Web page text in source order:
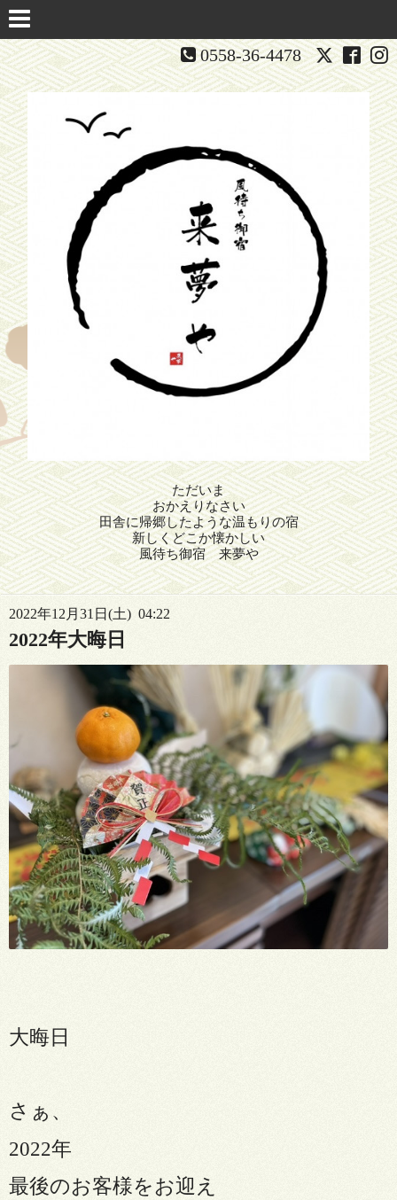
0558-36-4478
ただいま
おかえりなさい
田舎に帰郷したような温もりの宿
新しくどこか懐かしい
風待ち御宿 来夢や
2022年12月31日(土) 04:22
2022年大晦日
大晦日
さぁ、
2022年
最後のお客様をお迎え